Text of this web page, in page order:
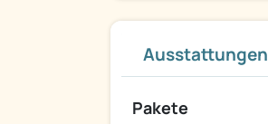
Ausstattungen
Pakete